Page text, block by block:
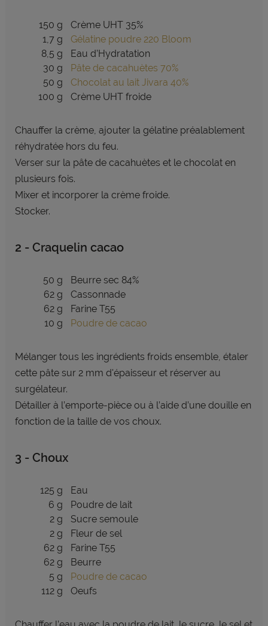
150 g
Crème UHT 35%
1,7 g
Gélatine poudre 220 Bloom
8,5 g
Eau d’Hydratation
30 g
Pâte de cacahuètes 70%
50 g
Chocolat au lait Jivara 40%
100 g
Crème UHT froide
Chauffer la crème, ajouter la gélatine préalablement
réhydratée hors du feu.
Verser sur la pâte de cacahuètes et le chocolat en
plusieurs fois.
Mixer et incorporer la crème froide.
Stocker.
2 - Craquelin cacao
50 g
Beurre sec 84%
62 g
Cassonnade
62 g
Farine T55
10 g
Poudre de cacao
Mélanger tous les ingrédients froids ensemble, étaler
cette pâte sur 2 mm d'épaisseur et réserver au
surgélateur.
Détailler à l’emporte-pièce ou à l’aide d’une douille en
fonction de la taille de vos choux.
3 - Choux
125 g
Eau
6 g
Poudre de lait
2 g
Sucre semoule
2 g
Fleur de sel
62 g
Farine T55
62 g
Beurre
5 g
Poudre de cacao
112 g
Oeufs